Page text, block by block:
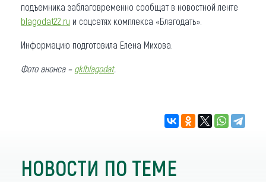
подъемника заблаговременно сообщат в новостной ленте
blagodat22.ru и соцсетях комплекса «Благодать».
Информацию подготовила Елена Михова.
Фото анонса – gklblagodat.
НОВОСТИ ПО ТЕМЕ